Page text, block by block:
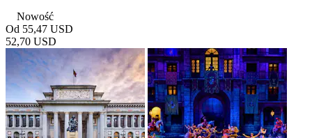
Nowość
Od 55,47 USD
52,70 USD